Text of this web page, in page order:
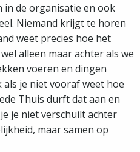
in de organisatie en ook
Niemand krijgt te horen
weet precies hoe het
alleen maar achter als we
voeren en dingen
je niet vooraf weet hoe
Thuis durft dat aan en
je niet verschuilt achter
maar samen op